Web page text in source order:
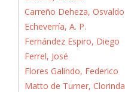
Carreño Deheza, Osvaldo
Echeverría, A. P.
Fernández Espiro, Diego
Ferrel, José
Flores Galindo, Federico
Matto de Turner, Clorinda